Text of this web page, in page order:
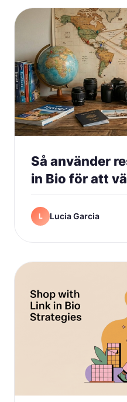
Så använder
in Bio för att
L Lucia Garcia